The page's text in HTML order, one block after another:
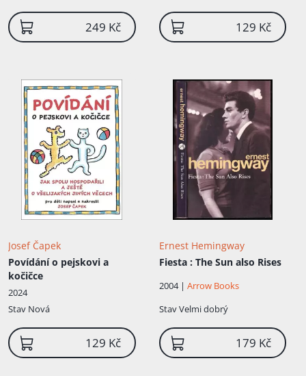
249 Kč 129 Kč
Josef Čapek
Povídání o pejskovi a
kočičce
2024
Stav Nová
129 Kč
Ernest Hemingway
Fiesta : The Sun also Rises
2004 | Arrow Books
StavVelmi dobrý
179 Kč